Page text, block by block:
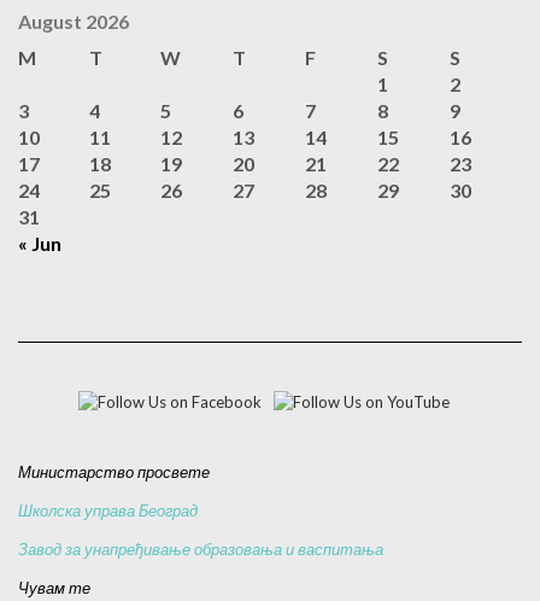
August 2026
M
T W T F S S
« Jun
1
2
3
4 5 6 7 8
9
10
11 12 13 14 15
16
17
18 19 20 21 22
23
24
25 26 27 28 29
30
31
Министарство просвете
Школска управа Београд
Завод за унапређивање образовања и васпитања
Чувам те